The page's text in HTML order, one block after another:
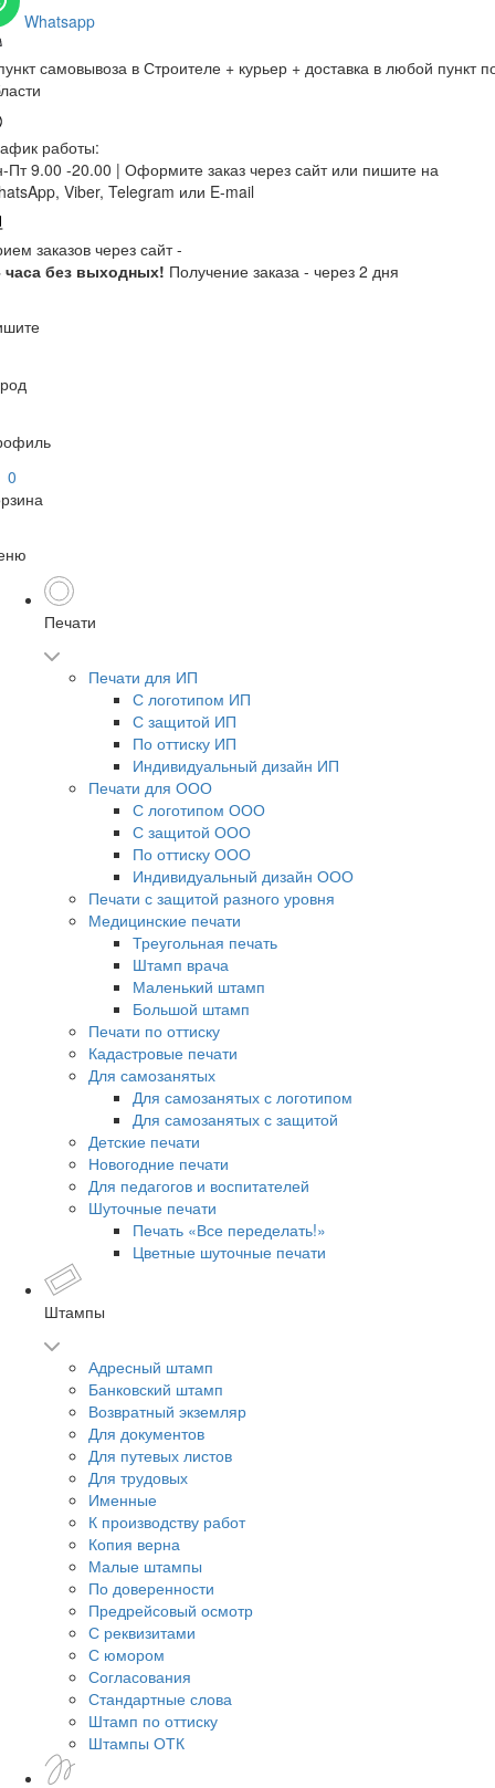
Whatsapp
самовывоза в Строителе + курьер + доставка в любой пункт
работы:
Пт 9.00 -20.00 | Оформите заказ через сайт или пишите на
Viber, Telegram или E-mail
заказов через сайт -
часа без выходных! Получение заказа - через 2 дня
0
Печати
Печати для ИП
С логотипом ИП
С защитой ИП
По оттиску ИП
Индивидуальный дизайн ИП
Печати для ООО
С логотипом ООО
С защитой ООО
По оттиску ООО
Индивидуальный дизайн ООО
Печати с защитой разного уровня
Медицинские печати
Треугольная печать
Штамп врача
Маленький штамп
Большой штамп
Печати по оттиску
Кадастровые печати
Для самозанятых
Для самозанятых с логотипом
Для самозанятых с защитой
Детские печати
Новогодние печати
Для педагогов и воспитателей
Шуточные печати
Печать «Все переделать!»
Цветные шуточные печати
Штампы
Адресный штамп
Банковский штамп
Возвратный экземляр
Для документов
Для путевых листов
Для трудовых
Именные
К производству работ
Копия верна
Малые штампы
По доверенности
Предрейсовый осмотр
С реквизитами
С юмором
Согласования
Стандартные слова
Штамп по оттиску
Штампы ОТК